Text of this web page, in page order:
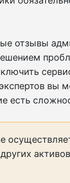
отзывы
вы
есть